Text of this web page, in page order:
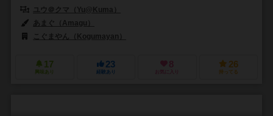
ユウ＠クマ（Yu@Kuma）
あまぐ（Amagu）
こぐまやん（Kogumayan）
17
興味あり
23
経験あり
8
お気に入り
26
持ってる